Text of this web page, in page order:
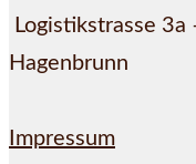
Logistikstrasse
Hagenbrunn
Impressum